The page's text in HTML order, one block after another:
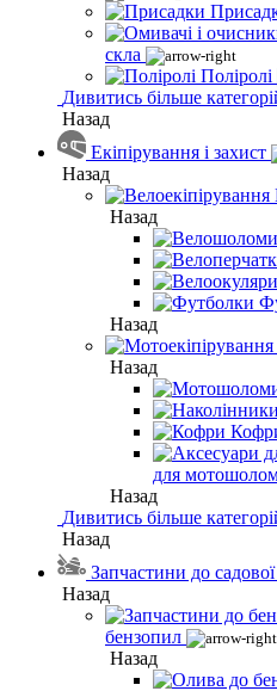
скла
Поліролі
Дивитись більше
Назад
Екіпірування і захист
Назад
Назад
Назад
Назад
для
Назад
Дивитись більше
Назад
Запчастини до садової
Назад
бензопил
Назад